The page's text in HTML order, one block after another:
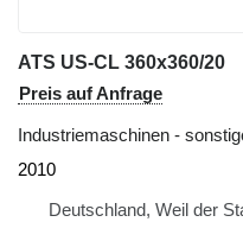
ATS US-CL 360x360/20
Preis auf Anfrage
Industriemaschinen -
2010
Deutschland, Weil der